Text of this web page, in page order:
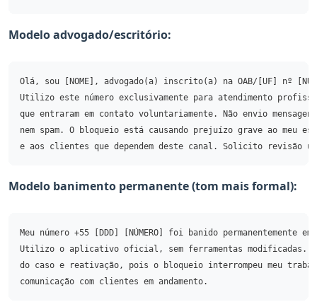
Modelo advogado/escritório:
Olá, sou [NOME], advogado(a) inscrito(a) na OAB/[UF] nº
Utilizo este número exclusivamente para atendimento
que entraram em contato voluntariamente. Não envio mensagens
nem spam. O bloqueio está causando prejuízo grave ao meu
Modelo banimento permanente (tom mais formal):
Meu número +55 [DDD] [NÚMERO] foi banido permanentemente
Utilizo o aplicativo oficial, sem ferramentas modificadas.
do caso e reativação, pois o bloqueio interrompeu meu